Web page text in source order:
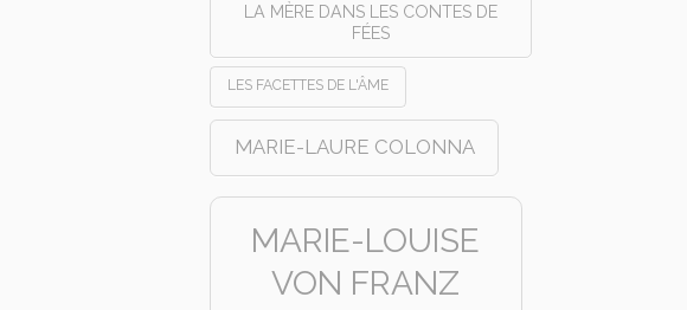
LA MÈRE DANS LES CONTES DE
FÉES
LES FACETTES DE L'ÂME
MARIE-LAURE COLONNA
MARIE-LOUISE
VON FRANZ